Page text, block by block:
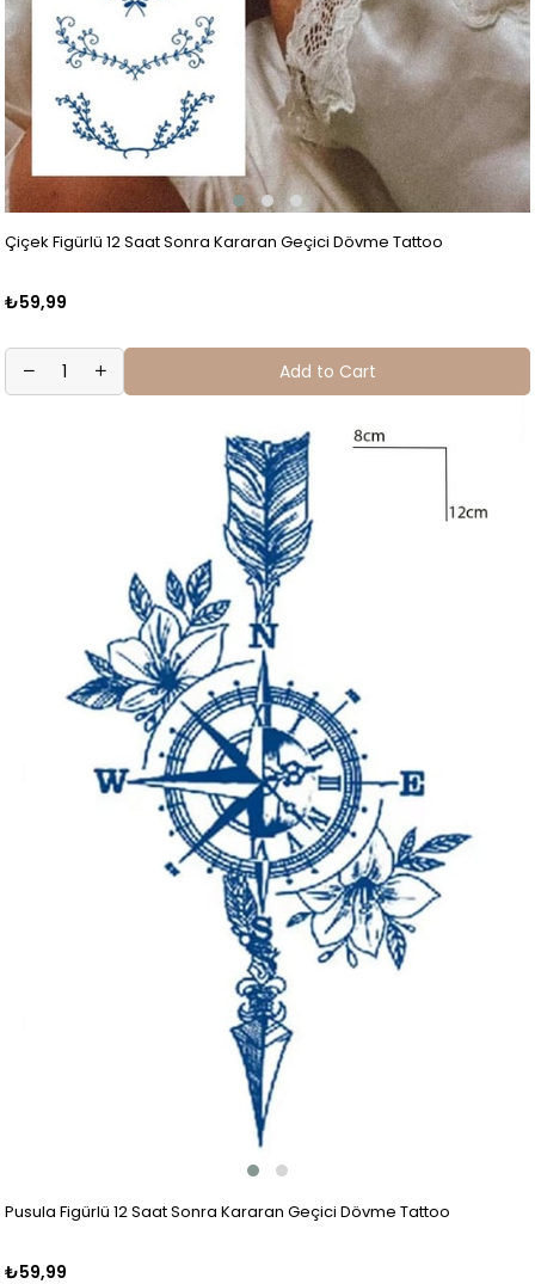
Çiçek Figürlü 12 Saat Sonra Kararan Geçici Dövme Tattoo
₺59,99
Add to Cart
Pusula Figürlü 12 Saat Sonra Kararan Geçici Dövme Tattoo
₺59,99